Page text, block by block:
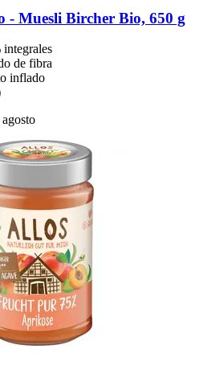
-​ Muesli Bircher Bio, 650 g
de fibra
inflado